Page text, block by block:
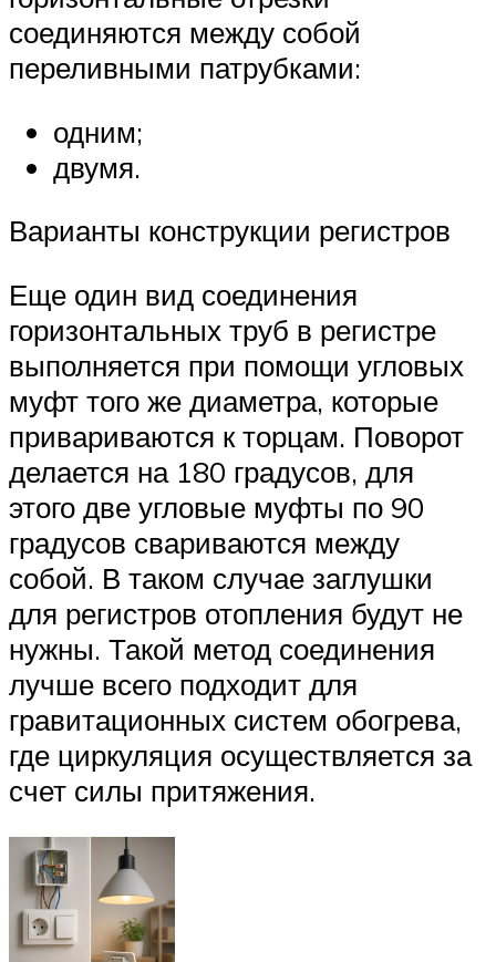
соединяются между собой
переливными патрубками:
одним;
двумя.
Варианты конструкции регистров
Еще один вид соединения
горизонтальных труб в регистре
выполняется при помощи угловых
муфт того же диаметра, которые
привариваются к торцам. Поворот
делается на 180 градусов, для
этого две угловые муфты по 90
градусов свариваются между
собой. В таком случае заглушки
для регистров отопления будут не
нужны. Такой метод соединения
лучше всего подходит для
гравитационных систем обогрева,
где циркуляция осуществляется за
счет силы притяжения.